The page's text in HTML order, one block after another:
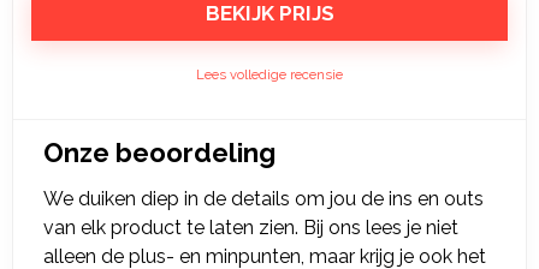
BEKIJK PRIJS
Lees volledige recensie
Onze beoordeling
We duiken diep in de details om jou de ins en outs
van elk product te laten zien. Bij ons lees je niet
alleen de plus- en minpunten, maar krijg je ook het